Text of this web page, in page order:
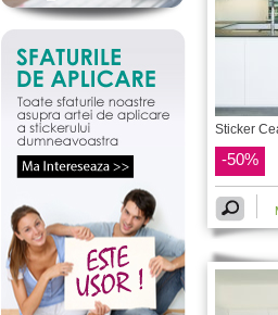
Sticker
-50%